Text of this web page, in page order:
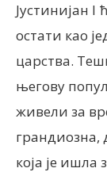
Јустинијан I
остати као
царства.
његову
живели за
грандиозна,
која је